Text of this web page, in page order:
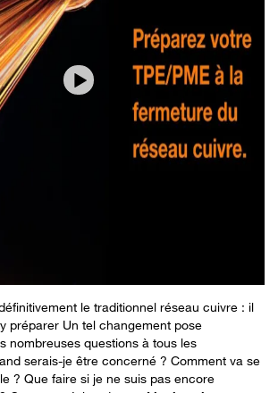
le traditionnel réseau cuivre : il
préparer Un tel changement pose
nombreuses questions à tous les
serais-je être concerné ? Comment va se
? Que faire si je ne suis pas encore